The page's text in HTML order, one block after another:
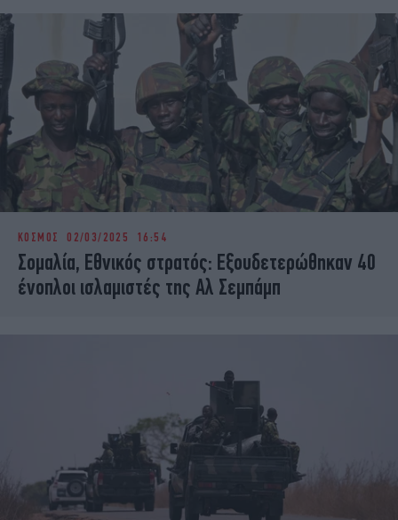
ΚΟΣΜΟΣ 02/03/2025 16:54
Σομαλία, Εθνικός στρατός: Εξουδετερώθηκαν 40
ένοπλοι ισλαμιστές της Αλ Σεμπάμπ